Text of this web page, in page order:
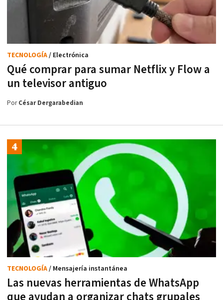
Qué comprar para sumar Netflix y Flow a
un televisor antiguo
TECNOLOGÍA/ Electrónica
PorCésar Dergarabedian
Las nuevas herramientas de WhatsApp
que ayudan a organizar chats grupales
TECNOLOGÍA/ Mensajería instantánea